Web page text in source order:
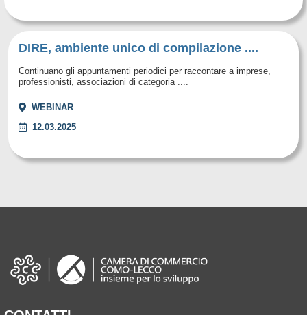
DIRE, ambiente unico di compilazione ....
Continuano gli appuntamenti periodici per raccontare a imprese,
professionisti, associazioni di categoria ....
WEBINAR
12.03.2025